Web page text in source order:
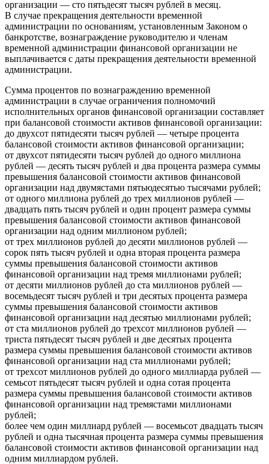
организации — сто пятьдесят тысяч рублей в месяц.
В случае прекращения деятельности временной
администрации по основаниям, установленным Законом о
банкротстве, вознаграждение руководителю и членам
временной администрации финансовой организации не
выплачивается с даты прекращения деятельности временной
администрации.
Сумма процентов по вознаграждению временной
администрации в случае ограничения полномочий
исполнительных органов финансовой организации составляет
при балансовой стоимости активов финансовой организации:
до двухсот пятидесяти тысяч рублей — четыре процента
балансовой стоимости активов финансовой организации;
от двухсот пятидесяти тысяч рублей до одного миллиона
рублей — десять тысяч рублей и два процента размера суммы
превышения балансовой стоимости активов финансовой
организации над двумястами пятьюдесятью тысячами рублей;
от одного миллиона рублей до трех миллионов рублей —
двадцать пять тысяч рублей и один процент размера суммы
превышения балансовой стоимости активов финансовой
организации над одним миллионом рублей;
от трех миллионов рублей до десяти миллионов рублей —
сорок пять тысяч рублей и одна вторая процента размера
суммы превышения балансовой стоимости активов
финансовой организации над тремя миллионами рублей;
от десяти миллионов рублей до ста миллионов рублей —
восемьдесят тысяч рублей и три десятых процента размера
суммы превышения балансовой стоимости активов
финансовой организации над десятью миллионами рублей;
от ста миллионов рублей до трехсот миллионов рублей —
триста пятьдесят тысяч рублей и две десятых процента
размера суммы превышения балансовой стоимости активов
финансовой организации над ста миллионами рублей;
от трехсот миллионов рублей до одного миллиарда рублей —
семьсот пятьдесят тысяч рублей и одна сотая процента
размера суммы превышения балансовой стоимости активов
финансовой организации над тремястами миллионами
рублей;
более чем один миллиард рублей — восемьсот двадцать тысяч
рублей и одна тысячная процента размера суммы превышения
балансовой стоимости активов финансовой организации над
одним миллиардом рублей.